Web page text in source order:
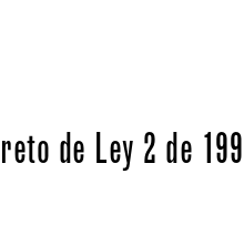
de Ley 2 de